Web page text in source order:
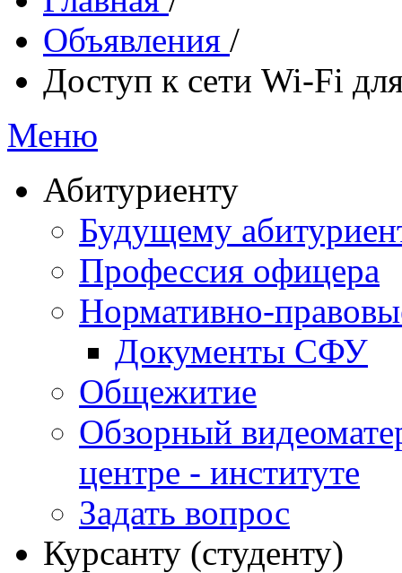
Объявления /
Доступ к сети Wi-Fi
Меню
Абитуриенту
Будущему
Профессия офицера
Нормативно-
Документы СФУ
Общежитие
Обзорный
центре - институте
Задать вопрос
Курсанту (студенту)